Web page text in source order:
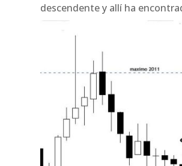
descendente y allí ha